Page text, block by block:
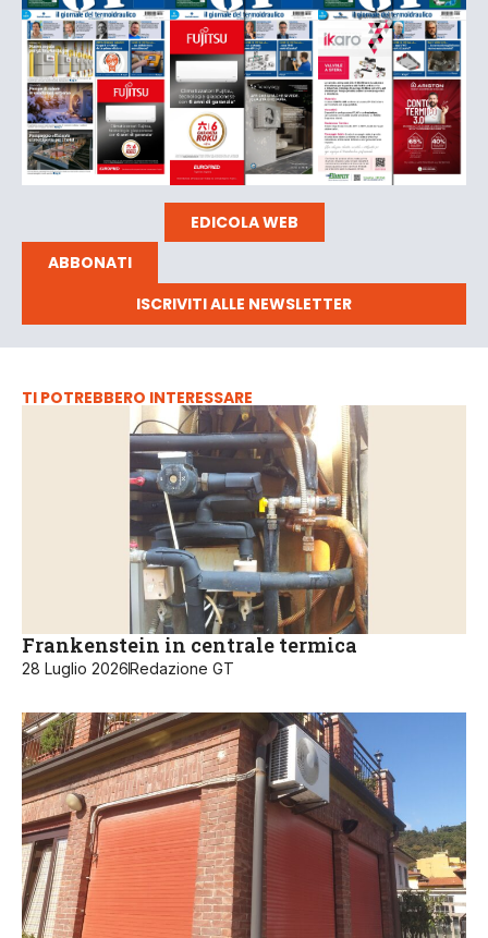
EDICOLA WEB
ABBONATI
ISCRIVITI ALLE NEWSLETTER
TI POTREBBERO INTERESSARE
Frankenstein in centrale termica
28 Luglio 2026Redazione GT